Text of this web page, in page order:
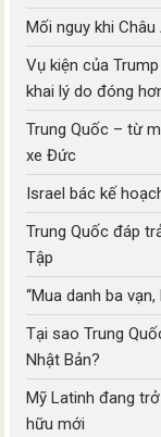
Mối nguy khi
Vụ kiện của
khai lý do đóng
Trung Quốc – từ
xe Đức
Israel bác kế
Trung Quốc đáp
Tập
“Mua danh ba
Tại sao Trung
Nhật Bản?
Mỹ Latinh đang
hữu mới